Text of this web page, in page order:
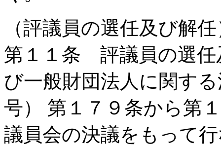
（評議員の選任及び解
第１１条 評議員の選任
び一般財団法人に関す
号） 第１７９条から第
議員会の決議をもって